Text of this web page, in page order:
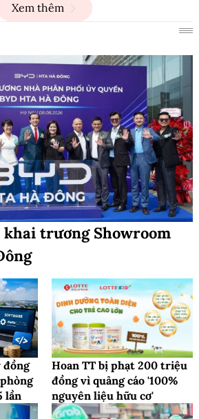
Xem thêm
khai trương Showroom
đồng
lần
Hoan TT bị phạt 200 triệu
đồng vì quảng cáo '100%
nguyên liệu hữu cơ'